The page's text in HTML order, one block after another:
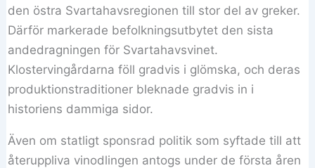
den östra Svartahavsregionen till stor del av greker.
Därför markerade befolkningsutbytet den sista
andedragningen för Svartahavsvinet.
Klostervingårdarna föll gradvis i glömska, och deras
produktionstraditioner bleknade gradvis in i
historiens dammiga sidor.
Även om statligt sponsrad politik som syftade till att
återuppliva vinodlingen antogs under de första åren